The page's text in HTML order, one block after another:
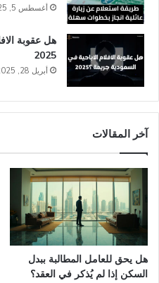
أغسطس 5, 2025
هل عقوبة
2025
أبريل 28, 2025
آخر المقالات
هل يحق للعامل المطالبة ببدل
السكن إذا لم يُذكر في العقد؟